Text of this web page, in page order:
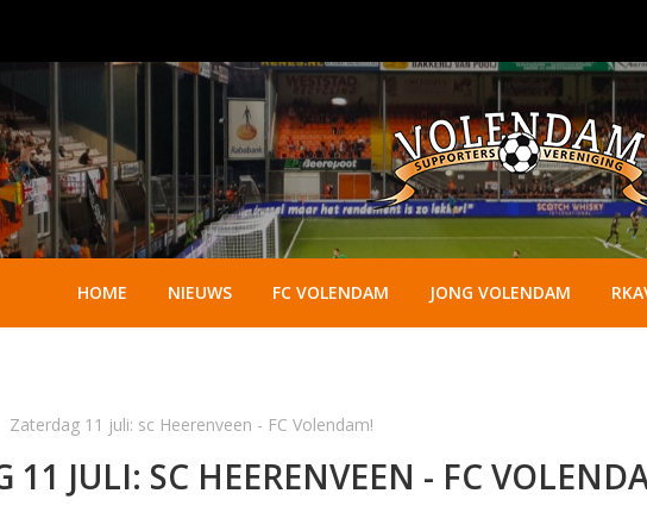
HOME NIEUWS FC VOLENDAM JONG VOLENDAM
Zaterdag 11 juli: sc Heerenveen - FC Volendam!
11 JULI: SC HEERENVEEN - FC